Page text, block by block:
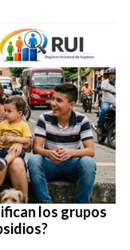
los grupos